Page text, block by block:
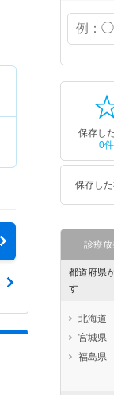
保存し
0件
保存し
診療
都道府県
す
北海道
宮城県
福島県